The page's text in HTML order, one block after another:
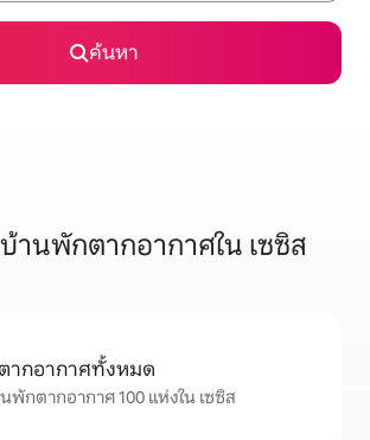
ค้นหา
านพักตากอากาศใน เซซิส
ากอากาศทั้งหมด
พักตากอากาศ 100 แห่งใน เซซิส